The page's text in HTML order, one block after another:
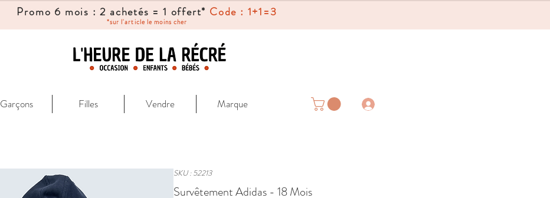
Promo 6 mois : 2 achetés = 1 offert* Code : 1+1=3
*sur l'article le moins cher
Garçons Filles Vendre Marque
SKU : 52213
Survêtement Adidas - 18 Mois